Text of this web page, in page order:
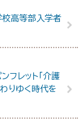
校高等部入学者
フレット「介護
りゆく時代を